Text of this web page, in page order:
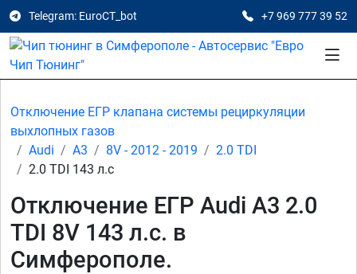
Telegram: EuroCT_bot +7 969 777 39 52
Отключение ЕГР клапана системы рециркуляции
выхлопных газов
Audi
A3 8V - 2012 - 2019
2.0 TDI
2.0 TDI 143 л.с
Отключение ЕГР Audi A3 2.0
TDI 8V 143 л.с. в
Симферополе.